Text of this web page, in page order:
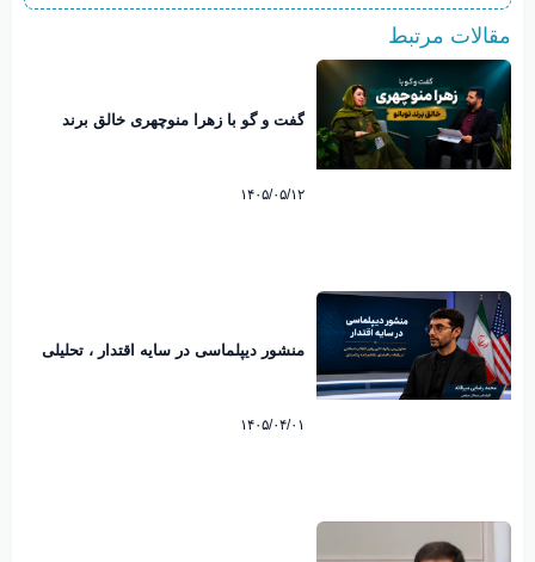
مقالات مرتبط
گفت و گو با زهرا منوچهری خالق برند
۱۴۰۵/۰۵/۱۲
منشور دیپلماسی در سایه اقتدار ، تحلیلی
میرقائد کارشناس مسائل سیاسی
۱۴۰۵/۰۴/۰۱